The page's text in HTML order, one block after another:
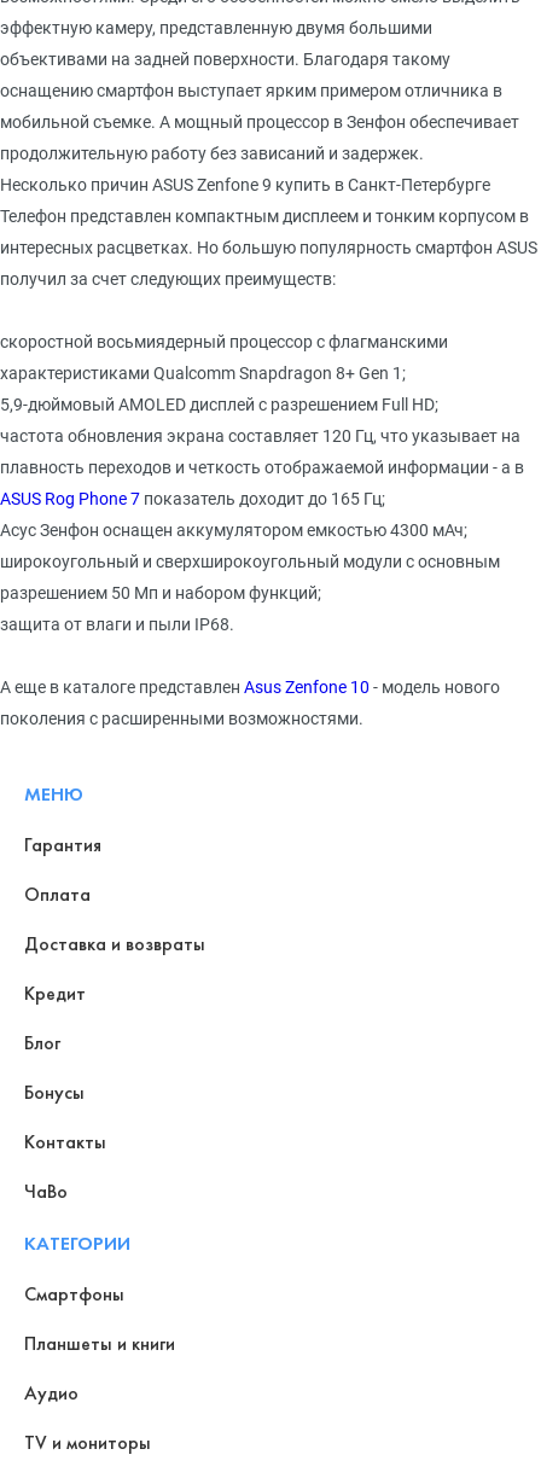
эффектную камеру, представленную двумя большими
объективами на задней поверхности. Благодаря такому
оснащению смартфон выступает ярким примером отличника в
мобильной съемке. А мощный процессор в Зенфон обеспечивает
продолжительную работу без зависаний и задержек.
Несколько причин ASUS Zenfone 9 купить в Санкт-Петербурге
Телефон представлен компактным дисплеем и тонким корпусом в
интересных расцветках. Но большую популярность смартфон ASUS
получил за счет следующих преимуществ:
скоростной восьмиядерный процессор с флагманскими
характеристиками Qualcomm Snapdragon 8+ Gen 1;
5,9-дюймовый AMOLED дисплей с разрешением Full HD;
частота обновления экрана составляет 120 Гц, что указывает на
плавность переходов и четкость отображаемой информации - а в
ASUS Rog Phone 7 показатель доходит до 165 Гц;
Асус Зенфон оснащен аккумулятором емкостью 4300 мАч;
широкоугольный и сверхширокоугольный модули с основным
разрешением 50 Мп и набором функций;
защита от влаги и пыли IP68.
А еще в каталоге представлен Asus Zenfone 10 - модель нового
поколения с расширенными возможностями.
МЕНЮ
Гарантия
Оплата
Доставка и возвраты
Кредит
Блог
Бонусы
Контакты
ЧаВо
КАТЕГОРИИ
Смартфоны
Планшеты и книги
Аудио
TV и мониторы